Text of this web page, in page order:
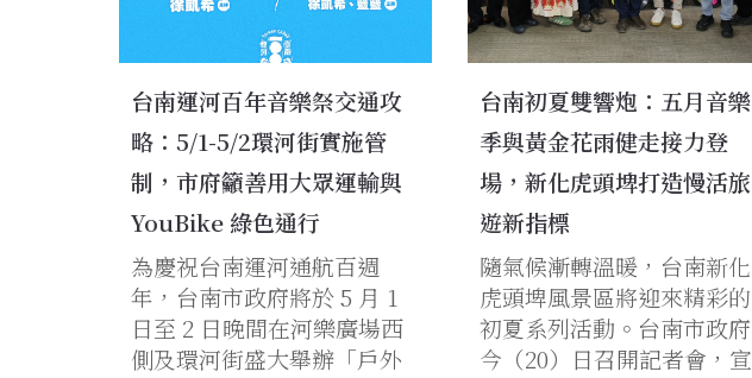
台南運河百年音樂祭交通攻
略：5/1-5/2環河街實施管
制，市府籲善用大眾運輸與
YouBike 綠色通行
為慶祝台南運河通航百週
年，台南市政府將於 5 月 1
日至 2 日晚間在河樂廣場西
側及環河街盛大舉辦「戶外
台南初夏雙響炮：五月音樂
季與黃金花雨健走接力登
場，新化虎頭埤打造慢活旅
遊新指標
隨氣候漸轉溫暖，台南新化
虎頭埤風景區將迎來精彩的
初夏系列活動。台南市政府
今（20）日召開記者會，宣